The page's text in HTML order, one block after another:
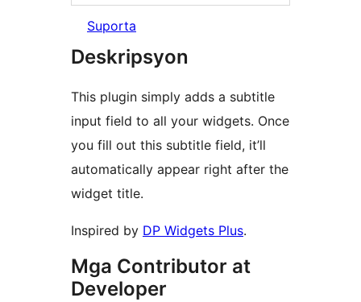
Suporta
Deskripsyon
This plugin simply adds a subtitle
input field to all your widgets. Once
you fill out this subtitle field, it’ll
automatically appear right after the
widget title.
Inspired by DP Widgets Plus.
Mga Contributor at
Developer